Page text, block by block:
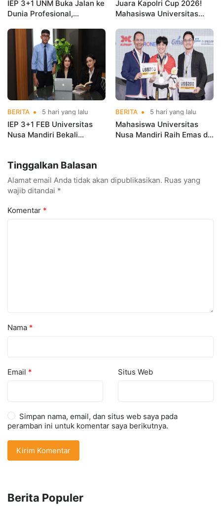
IEP 3+1 UNM Buka Jalan ke
Dunia Profesional,
Kementerian Koperasi
Juara Kapolri Cup 2026!
Mahasiswa Universitas
Nama Kampus di Kejurnas
Taekwondo
BERITA 5 hari yang lalu
IEP 3+1 FEB Universitas
Nusa Mandiri Bekali
BERITA 5 hari yang lalu
Mahasiswa Universitas
Nusa Mandiri Raih Emas di
Tinggalkan Balasan
Alamat email Anda tidak akan dipublikasikan. Ruas yang
wajib ditandai *
Komentar *
Nama *
Email * Situs Web
Simpan nama, email, dan situs web saya pada
peramban ini untuk komentar saya berikutnya.
Berita Populer